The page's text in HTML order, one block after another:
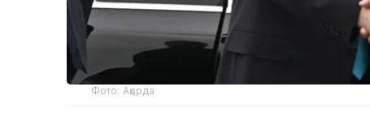
Фото: Ақорда